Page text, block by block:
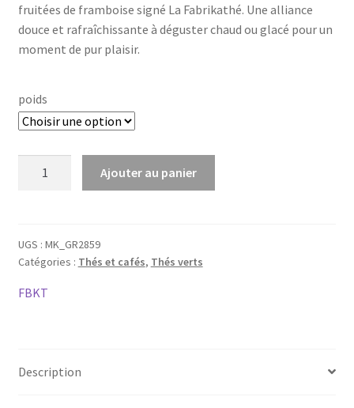
fruitées de framboise signé La Fabrikathé. Une alliance
douce et rafraîchissante à déguster chaud ou glacé pour un
moment de pur plaisir.
poids
Thé
Vert
Framboise
Fabrikathé
Ajouter au panier
UGS : MK_GR2859
Catégories : Thés et cafés, Thés verts
FBKT
Description